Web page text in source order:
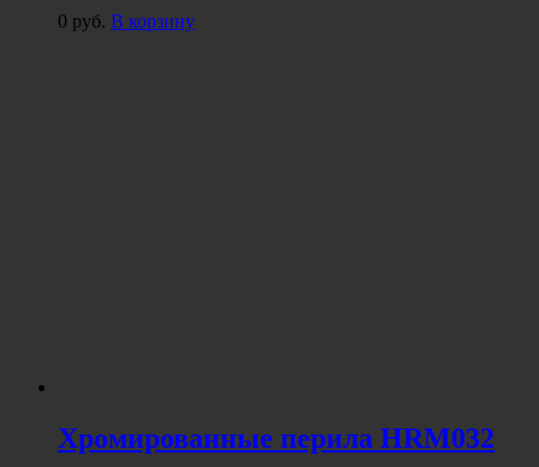
0 руб. В корзину
Хромированные перила HRM032